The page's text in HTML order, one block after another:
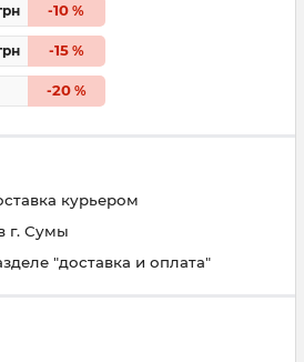
-10 %
-15%
-20%
курьером
г. Сумы
"доставка и оплата"